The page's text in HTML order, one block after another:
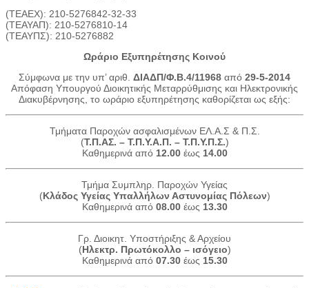
(TEAEX): 210-5276842-32-33
(ΤΕΑΥΑΠ): 210-5276810-14
(ΤΕΑΥΠΣ): 210-5276882
Ωράριο Εξυπηρέτησης Κοινού
Σύμφωνα με την υπ’ αριθ. ΔΙΑΔΠ/Φ.Β.4/11968 από 29-5-2014
Απόφαση Υπουργού Διοικητικής Μεταρρύθμισης και Ηλεκτρονικής
Διακυβέρνησης, το ωράριο εξυπηρέτησης καθορίζεται ως εξής:
Τμήματα Παροχών ασφαλισμένων ΕΛ.Α.Σ & Π.Σ.
(Τ.Π.ΑΣ. – Τ.Π.Υ.Α.Π. – Τ.Π.Υ.Π.Σ.)
Καθημερινά από 12.00 έως 14.00
Τμήμα Συμπληρ. Παροχών Υγείας
(Κλάδος Υγείας Υπαλλήλων Αστυνομίας Πόλεων)
Καθημερινά από 08.00έως 13.30
Γρ. Διοικητ. Υποστήριξης & Αρχείου
(Ηλεκτρ. Πρωτόκολλο – ισόγειο)
Καθημερινά από 07.30έως 15.30